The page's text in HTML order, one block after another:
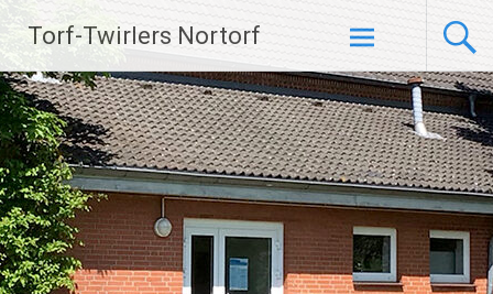
Inhalt
springen
Torf-Twirlers Nortorf